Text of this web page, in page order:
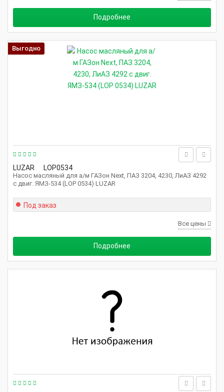
Подробнее
LUZAR LOP0534
Насос масляный для а/м ГАЗон Next, ПАЗ 3204, 4230, ЛиАЗ 4292
с двиг. ЯМЗ-534 (LOP 0534) LUZAR
Выгодно
Под заказ
Все цены
Подробнее